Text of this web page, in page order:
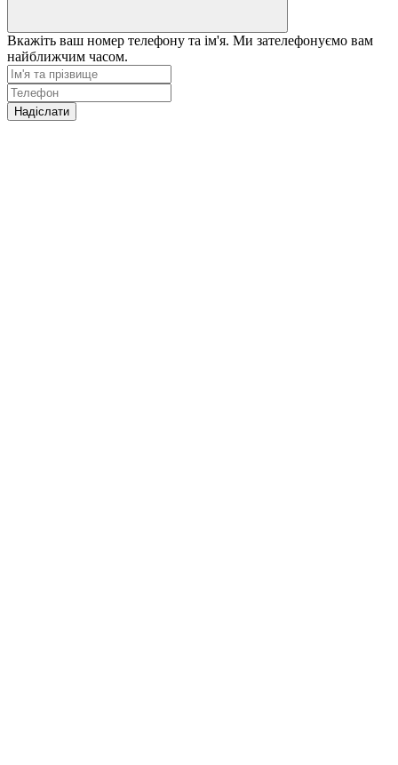
Вкажіть ваш номер телефону та ім'я. Ми зателефонуємо вам
найближчим часом.
Надіслати